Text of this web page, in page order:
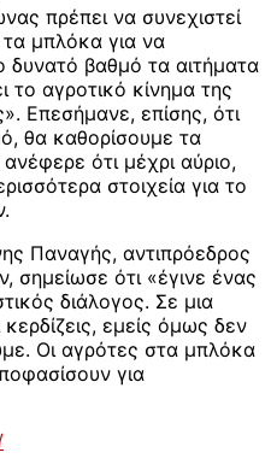
πρέπει να συνεχιστεί
μπλόκα για να
δυνατό βαθμό τα αιτήματα
το αγροτικό κίνημα της
Επεσήμανε, επίσης, ότι
θα καθορίσουμε τα
ότι μέχρι αύριο,
στοιχεία για το
Παναγής, αντιπρόεδρος
σημείωσε ότι «έγινε ένας
διάλογος. Σε μια
εμείς όμως δεν
Οι αγρότες στα μπλόκα
για